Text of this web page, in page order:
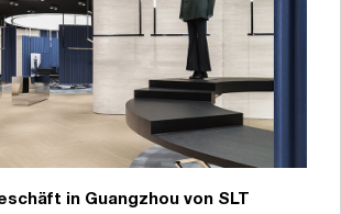
in Guangzhou von SLT